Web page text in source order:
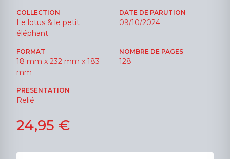
COLLECTION
Le lotus & le petit
éléphant
DATE DE PARUTION
09/10/2024
FORMAT
18 mm x 232 mm x 183
mm
NOMBRE DE PAGES
128
PRESENTATION
Relié
24,95 €